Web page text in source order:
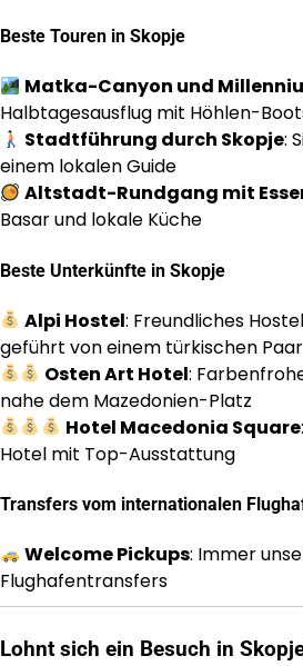
Beste Touren in Skopje
Matka-Canyon und
Halbtagesausflug mit Höhlen-
Stadtführung durch Skopje:
einem lokalen Guide
Altstadt-Rundgang mit
Basar und lokale Küche
Beste Unterkünfte in Skopje
Alpi Hostel: Freundliches
geführt von einem türkischen Paar
Osten Art Hotel:
nahe dem Mazedonien-Platz
Hotel Macedonia Square
Hotel mit Top-Ausstattung
Transfers vom internationalen
Welcome Pickups: Immer
Flughafentransfers
Lohnt sich ein Besuch in